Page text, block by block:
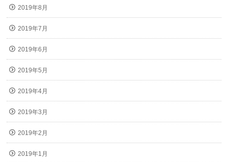
2019年8月
2019年7月
2019年6月
2019年5月
2019年4月
2019年3月
2019年2月
2019年1月